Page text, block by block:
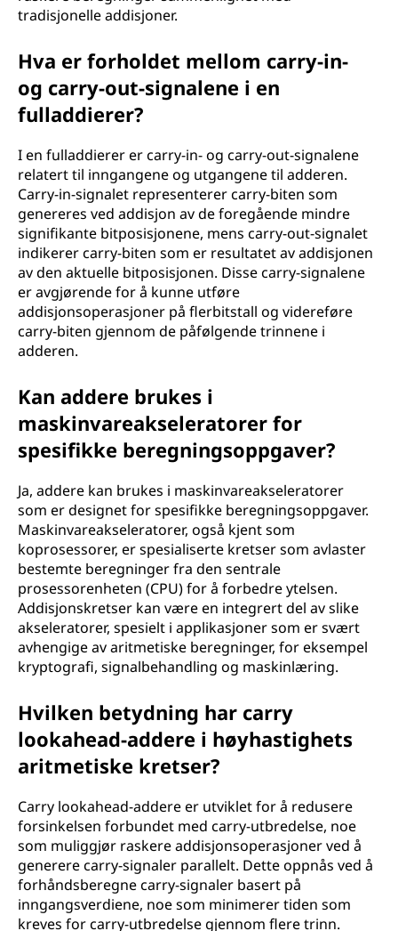
tradisjonelle addisjoner.
Hva er forholdet mellom carry-in-
og carry-out-signalene i en
fulladdierer?
I en fulladdierer er carry-in- og carry-out-signalene
relatert til inngangene og utgangene til adderen.
Carry-in-signalet representerer carry-biten som
genereres ved addisjon av de foregående mindre
signifikante bitposisjonene, mens carry-out-signalet
indikerer carry-biten som er resultatet av addisjonen
av den aktuelle bitposisjonen. Disse carry-signalene
er avgjørende for å kunne utføre
addisjonsoperasjoner på flerbitstall og videreføre
carry-biten gjennom de påfølgende trinnene i
adderen.
Kan addere brukes i
maskinvareakseleratorer for
spesifikke beregningsoppgaver?
Ja, addere kan brukes i maskinvareakseleratorer
som er designet for spesifikke beregningsoppgaver.
Maskinvareakseleratorer, også kjent som
koprosessorer, er spesialiserte kretser som avlaster
bestemte beregninger fra den sentrale
prosessorenheten (CPU) for å forbedre ytelsen.
Addisjonskretser kan være en integrert del av slike
akseleratorer, spesielt i applikasjoner som er svært
avhengige av aritmetiske beregninger, for eksempel
kryptografi, signalbehandling og maskinlæring.
Hvilken betydning har carry
lookahead-addere i høyhastighets
aritmetiske kretser?
Carry lookahead-addere er utviklet for å redusere
forsinkelsen forbundet med carry-utbredelse, noe
som muliggjør raskere addisjonsoperasjoner ved å
generere carry-signaler parallelt. Dette oppnås ved å
forhåndsberegne carry-signaler basert på
inngangsverdiene, noe som minimerer tiden som
kreves for carry-utbredelse gjennom flere trinn.